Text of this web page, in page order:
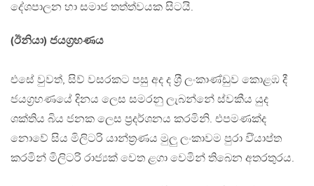
දේශපාලන හා සමාජ තත්ත්වයක සිටයි.
(ඊනියා) ජයග්‍රහණය
එසේ වුවත්, සිව් වසරකට පසු අද ද ශ‍්‍රී ලංකාණ්ඩුව කොළඹ දී
ජයග‍්‍රහණයේ දිනය ලෙස සමරනු ලැබන්නේ ස්වකීය යුද
ශක්තිය බිය ජනක ලෙස ප‍්‍රදර්ශනය කරමිනි. එපමණක්ද
නොවේ සිය මිලිටරි යාන්ත්‍රණය මුලු ලංකාවම පුරා වි්‍යාප්ත
කරමින් මිලිටරි රාජ්‍යක් වෙත ළගා වෙමින් තිබෙන අතරතුරය.